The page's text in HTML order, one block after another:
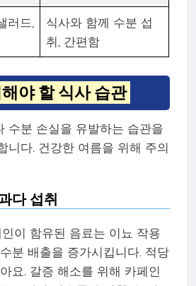
러드,
식사와 함께 수분 섭
취, 간편함
야 할 식사 습관
수분 손실을 유발하는 습관을
니다. 건강한 여름을 위해 주의
다 섭취
이 함유된 음료는 이뇨 작용
분 배출을 증가시킵니다. 적당
요. 갈증 해소를 위해 카페인